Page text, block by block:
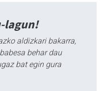
lagun!
aldizkari bakarra,
behar dau
bat egin gura